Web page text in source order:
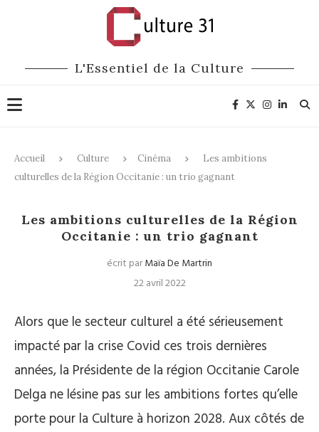
L'Essentiel de la Culture
Accueil Culture Cinéma
Les ambitions
culturelles de la Région Occitanie : un trio gagnant
Les ambitions culturelles de la Région
Occitanie : un trio gagnant
écrit parMaïa De Martrin
22 avril 2022
Alors que le secteur culturel a été sérieusement
impacté par la crise Covid ces trois dernières
années, la Présidente de la région Occitanie Carole
Delga ne lésine pas sur les ambitions fortes qu’elle
porte pour la Culture à horizon 2028. Aux côtés de